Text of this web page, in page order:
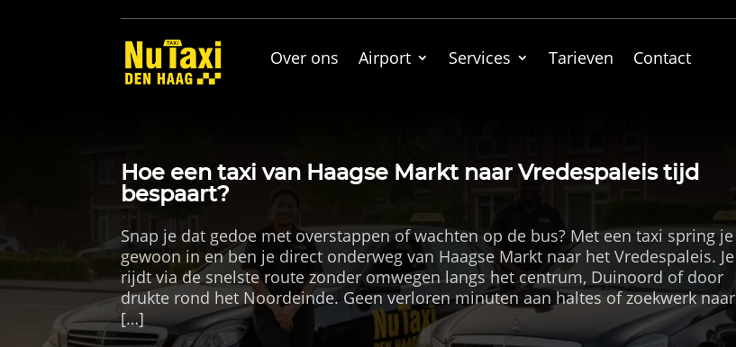
Over ons Airport Services Tarieven Contact
Hoe een taxi van Haagse Markt naar Vredespaleis tijd
bespaart?
Snap je dat gedoe met overstappen of wachten op de bus? Met een taxi spring je
gewoon in en ben je direct onderweg van Haagse Markt naar het Vredespaleis. Je
rijdt via de snelste route zonder omwegen langs het centrum, Duinoord of door
drukte rond het Noordeinde. Geen verloren minuten aan haltes of zoekwerk naar
[…]